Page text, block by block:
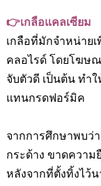
👉เกลือแคลเซียม
เกลือที่มักจำหน่าย
คลอไรด์ โดยโฆษ
จับตัวดี เป็นต้น ทำ
แทนกรดฟอร์มิค
จากการศึกษาพบว่
กระด้าง ขาดความ
หลังจากที่ตั้งทิ้งไว้